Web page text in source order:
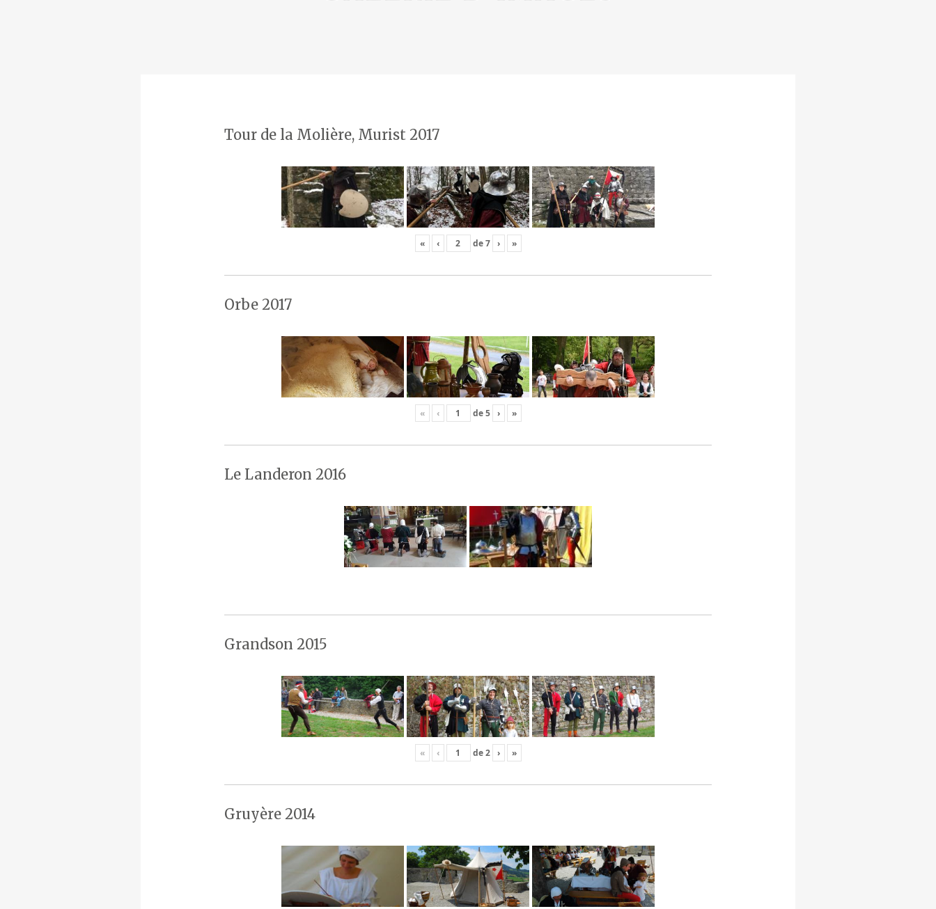
Tour de la Molière, Murist 2017
« ‹ de7 › »
Orbe 2017
« ‹ de5 › »
Le Landeron 2016
Grandson 2015
« ‹ de2 › »
Gruyère 2014